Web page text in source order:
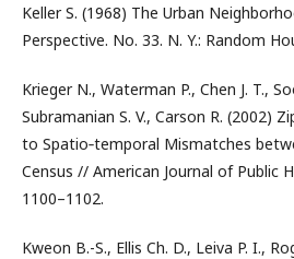
Keller S. (1968) The Urban
Perspective. No. 33. N. Y.: Random
Krieger N., Waterman P., Chen J. T.,
Subramanian S. V., Carson R. (2002)
to Spatio‑temporal Mismatches
Census // American Journal of Public
1100–1102.
Kweon B.-S., Ellis Ch. D., Leiva P. I.,